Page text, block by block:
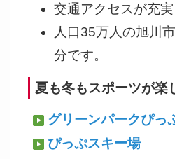
交通アクセスが充実
人口35万人の旭川
分です。
夏も冬もスポーツが楽
グリーンパークぴっ
ぴっぷスキー場